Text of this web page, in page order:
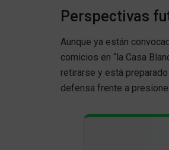
Perspectivas
Aunque ya están
comicios en “la Casa
retirarse y está
defensa frente a